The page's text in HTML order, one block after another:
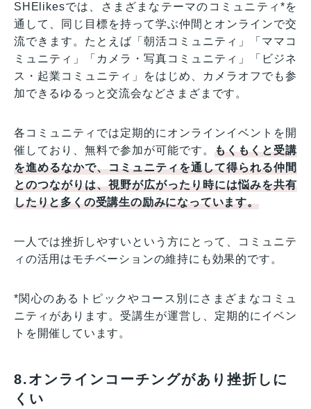
SHElikesでは、さまざまなテーマのコミュニティ*を
通して、同じ目標を持って学ぶ仲間とオンラインで交
流できます。たとえば「朝活コミュニティ」「ママコ
ミュニティ」「カメラ・写真コミュニティ」「ビジネ
ス・起業コミュニティ」をはじめ、カメラオフでも参
加できるゆるっと交流会などさまざまです。
各コミュニティでは定期的にオンラインイベントを開
催しており、無料で参加が可能です。もくもくと受講
を進めるなかで、コミュニティを通して得られる仲間
とのつながりは、視野が広がったり時には悩みを共有
したりと多くの受講生の励みになっています。
一人では挫折しやすいという方にとって、コミュニテ
ィの活用はモチベーションの維持にも効果的です。
*関心のあるトピックやコース別にさまざまなコミュ
ニティがあります。受講生が運営し、定期的にイベン
トを開催しています。
8.オンラインコーチングがあり挫折しに
くい